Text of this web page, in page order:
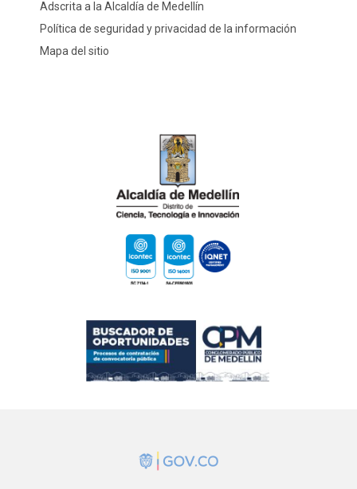
Adscrita a la Alcaldía de Medellín
Política de seguridad y privacidad de la información
Mapa del sitio